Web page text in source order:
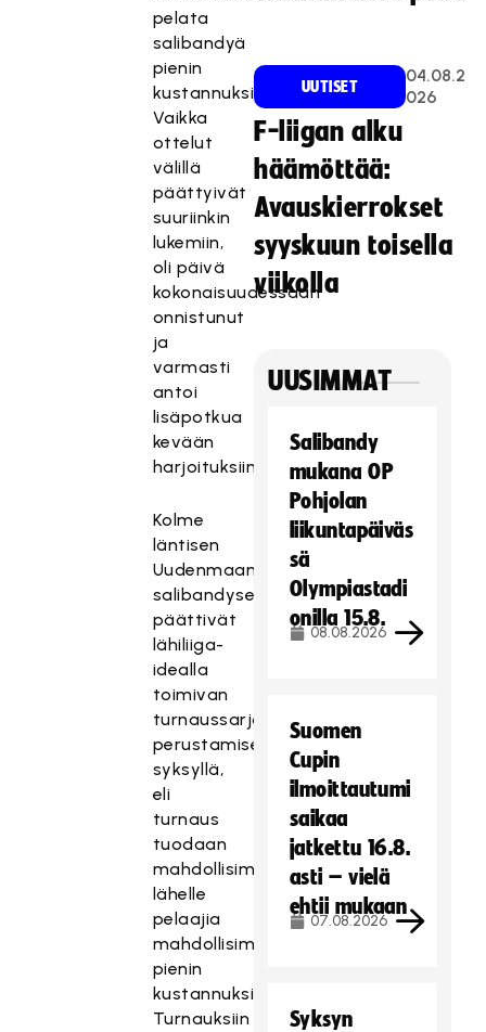
pelata
salibandyä
pienin
kustannuksin.
Vaikka
ottelut
välillä
päättyivät
suuriinkin
lukemiin,
oli päivä
kokonaisuudessaan
onnistunut
ja
varmasti
antoi
lisäpotkua
kevään
harjoituksiin.
Kolme
läntisen
Uudenmaan
salibandyseuraa
päättivät
lähiliiga-
idealla
toimivan
turnaussarjan
perustamisesta
syksyllä,
eli
turnaus
tuodaan
mahdollisimman
lähelle
pelaajia
mahdollisimman
pienin
kustannuksin.
Turnauksiin
UUTISET
04.08.2
026
F-liigan alku
häämöttää:
Avauskierrokset
syyskuun toisella
viikolla
UUSIMMAT
Salibandy
mukana OP
Pohjolan
liikuntapäiväs
sä
Olympiastadi
onilla 15.8.
08.08.2026
Suomen
Cupin
ilmoittautumi
saikaa
jatkettu 16.8.
asti – vielä
ehtii mukaan
07.08.2026
Syksyn